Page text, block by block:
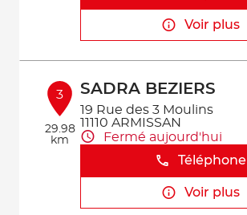
Voir plus
3
29.98
km
SADRA BEZIERS
19 Rue des 3 Moulins
11110 ARMISSAN
Fermé aujourd'hui
Téléphone
Voir plus